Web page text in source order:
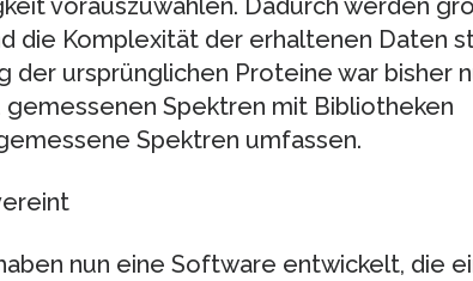
vorauszuwählen. Dadurch werden
die Komplexität der erhaltenen Daten
der ursprünglichen Proteine war bisher
Spektren mit Bibliotheken
Spektren umfassen.
nun eine Software entwickelt, die